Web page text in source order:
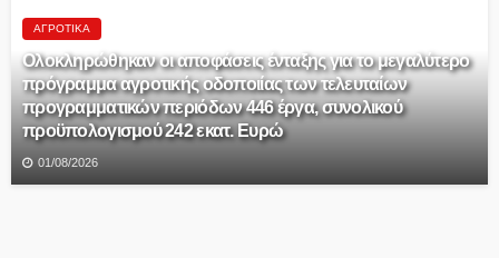
ΑΓΡΟΤΙΚΆ
Ολοκληρώθηκαν οι αποφάσεις ένταξης για το μεγαλύτερο
πρόγραμμα αγροτικής οδοποιίας των τελευταίων
προγραμματικών περιόδων 446 έργα, συνολικού
προϋπολογισμού 242 εκατ. Ευρώ
01/08/2026